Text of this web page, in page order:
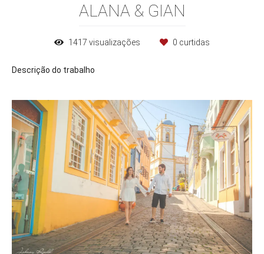
ALANA & GIAN
1417 visualizações 0 curtidas
Descrição do trabalho